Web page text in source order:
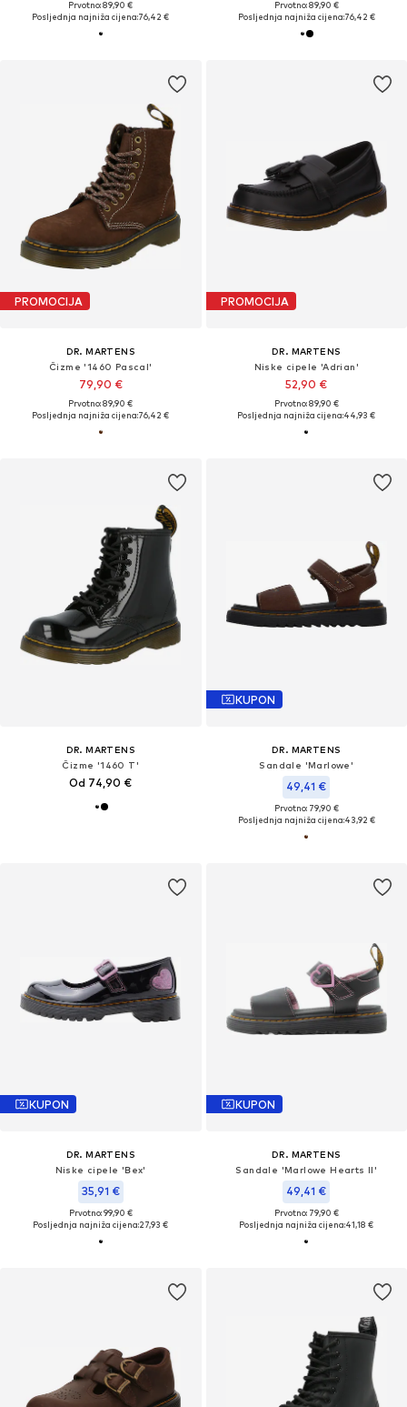
Prvotno: 89,90 €
Posljednja najniža cijena:76,42 €
Prvotno: 89,90 €
Posljednja najniža cijena:76,42 €
PROMOCIJA
DR. MARTENS
Čizme '1460 Pascal'
79,90 €
Prvotno: 89,90 €
Posljednja najniža cijena:76,42 €
PROMOCIJA
DR. MARTENS
Niske cipele 'Adrian'
52,90 €
Prvotno: 89,90 €
Posljednja najniža cijena:44,93 €
DR. MARTENS
Čizme '1460 T'
Od 74,90 €
KUPON
DR. MARTENS
Sandale 'Marlowe'
49,41 €
Prvotno: 79,90 €
Posljednja najniža cijena:43,92 €
KUPON
DR. MARTENS
Niske cipele 'Bex'
35,91 €
Prvotno: 99,90 €
Posljednja najniža cijena:27,93 €
KUPON
DR. MARTENS
Sandale 'Marlowe Hearts II'
49,41 €
Prvotno: 79,90 €
Posljednja najniža cijena:41,18 €